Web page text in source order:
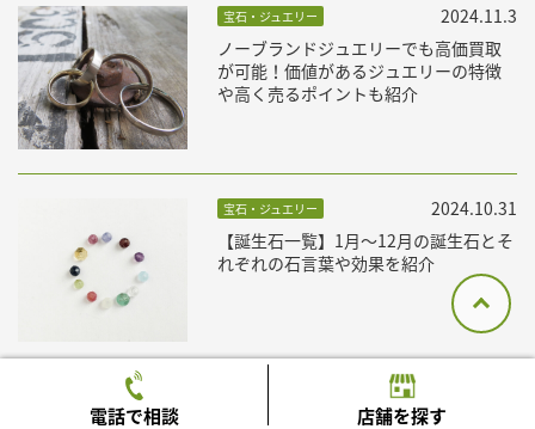
宝石・ジュエリー
ノーブランドジュエリーでも高価買取
が可能！価値があるジュエリーの特徴
や高く売るポイントも紹介
2024.11.3
宝石・ジュエリー
【誕生石一覧】1月〜12月の誕生石とそ
れぞれの石言葉や効果を紹介
2024.10.31
電話で相談 店舗を探す